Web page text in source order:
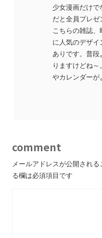
少女漫画だけ
だと全員プレゼ
こちらの雑誌
に人気のデザ
ありです。普
りますけどね
やカレンダーが
comment
メールアドレスが公開される
る欄は必須項目です